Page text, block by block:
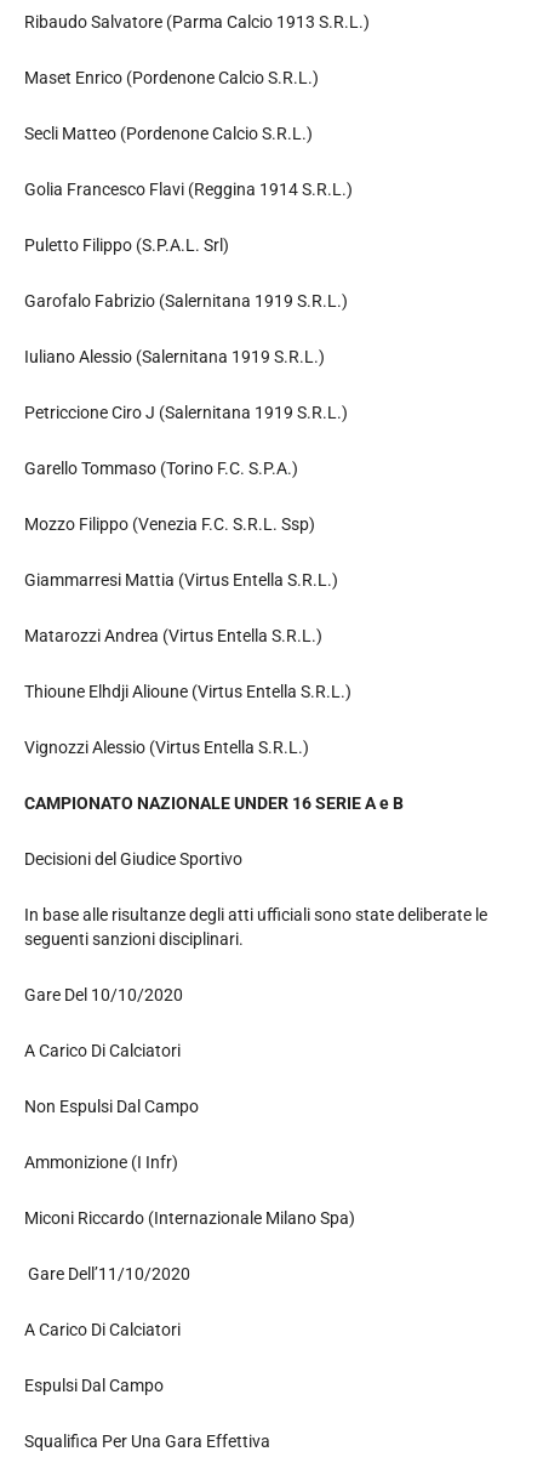
Ribaudo Salvatore (Parma Calcio 1913 S.R.L.)
Maset Enrico (Pordenone Calcio S.R.L.)
Secli Matteo (Pordenone Calcio S.R.L.)
Golia Francesco Flavi (Reggina 1914 S.R.L.)
Puletto Filippo (S.P.A.L. Srl)
Garofalo Fabrizio (Salernitana 1919 S.R.L.)
Iuliano Alessio (Salernitana 1919 S.R.L.)
Petriccione Ciro J (Salernitana 1919 S.R.L.)
Garello Tommaso (Torino F.C. S.P.A.)
Mozzo Filippo (Venezia F.C. S.R.L. Ssp)
Giammarresi Mattia (Virtus Entella S.R.L.)
Matarozzi Andrea (Virtus Entella S.R.L.)
Thioune Elhdji Alioune (Virtus Entella S.R.L.)
Vignozzi Alessio (Virtus Entella S.R.L.)
CAMPIONATO NAZIONALE UNDER 16 SERIE A e B
Decisioni del Giudice Sportivo
In base alle risultanze degli atti ufficiali sono state deliberate le
seguenti sanzioni disciplinari.
Gare Del 10/10/2020
A Carico Di Calciatori
Non Espulsi Dal Campo
Ammonizione (I Infr)
Miconi Riccardo (Internazionale Milano Spa)
Gare Dell’11/10/2020
A Carico Di Calciatori
Espulsi Dal Campo
Squalifica Per Una Gara Effettiva